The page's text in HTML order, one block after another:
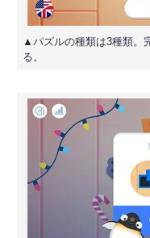
▲パズルの種類は3種類。
る。